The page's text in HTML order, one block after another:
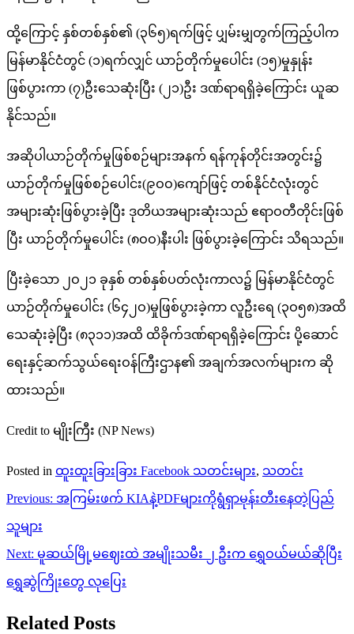
ထို့ကြောင့် နှစ်တစ်နှစ်၏ (၃၆၅)ရက်ဖြင့် ပျှမ်းမျှတွက်ကြည့်ပါက
မြန်မာနိုင်ငံတွင် (၁)ရက်လျှင် ယာဉ်တိုက်မှုပေါင်း (၁၅)မှုနှုန်း
ဖြစ်ပွားကာ (၇)ဦးသေဆုံးပြီး (၂၁)ဦး ဒဏ်ရာရရှိခဲ့ကြောင်း ယူဆ
နိုင်သည်။
အဆိုပါယာဉ်တိုက်မှုဖြစ်စဉ်များအနက် ရန်ကုန်တိုင်းအတွင်း၌
ယာဉ်တိုက်မှုဖြစ်စဉ်ပေါင်း(၉ဝဝ)ကျော်ဖြင့် တစ်နိုင်ငံလုံးတွင်
အများဆုံးဖြစ်ပွားခဲ့ပြီး ဒုတိယအများဆုံးသည် ဧရာဝတီတိုင်းဖြစ်
ပြီး ယာဉ်တိုက်မှုပေါင်း (၈ဝဝ)နီးပါး ဖြစ်ပွားခဲ့ကြောင်း သိရသည်။
ပြီးခဲ့သော ၂ဝ၂၁ ခုနှစ် တစ်နှစ်ပတ်လုံးကာလ၌ မြန်မာနိုင်ငံတွင်
ယာဉ်တိုက်မှုပေါင်း (၆၄၂ဝ)မှုဖြစ်ပွားခဲ့ကာ လူဦးရေ (၃ဝ၅၈)အထိ
သေဆုံးခဲ့ပြီး (၈၃၁၁)အထိ ထိခိုက်ဒဏ်ရာရရှိခဲ့ကြောင်း ပို့ဆောင်
ရေးနှင့်ဆက်သွယ်ရေးဝန်ကြီးဌာန၏ အချက်အလက်များက ဆို
ထားသည်။
Credit to မျိုးကြီး (NP News)
Posted in ထူးထူးခြားခြား Facebook သတင်းများ, သတင်း
Post
Previous: အကြမ်းဖက် KIAနဲ့PDFများကိုရွံရှာမုန်းတီးနေတဲ့ပြည်
သူများ
Next: မူဆယ်မြို့မဈေးထဲ အမျိုးသမီး ၂ ဦးက ရွှေဝယ်မယ်ဆိုပြီး
ရွှေဆွဲကြိုးတွေ လုပြေး
Related Posts